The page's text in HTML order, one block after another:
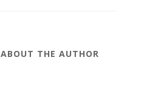
ABOUT THE AUTHOR